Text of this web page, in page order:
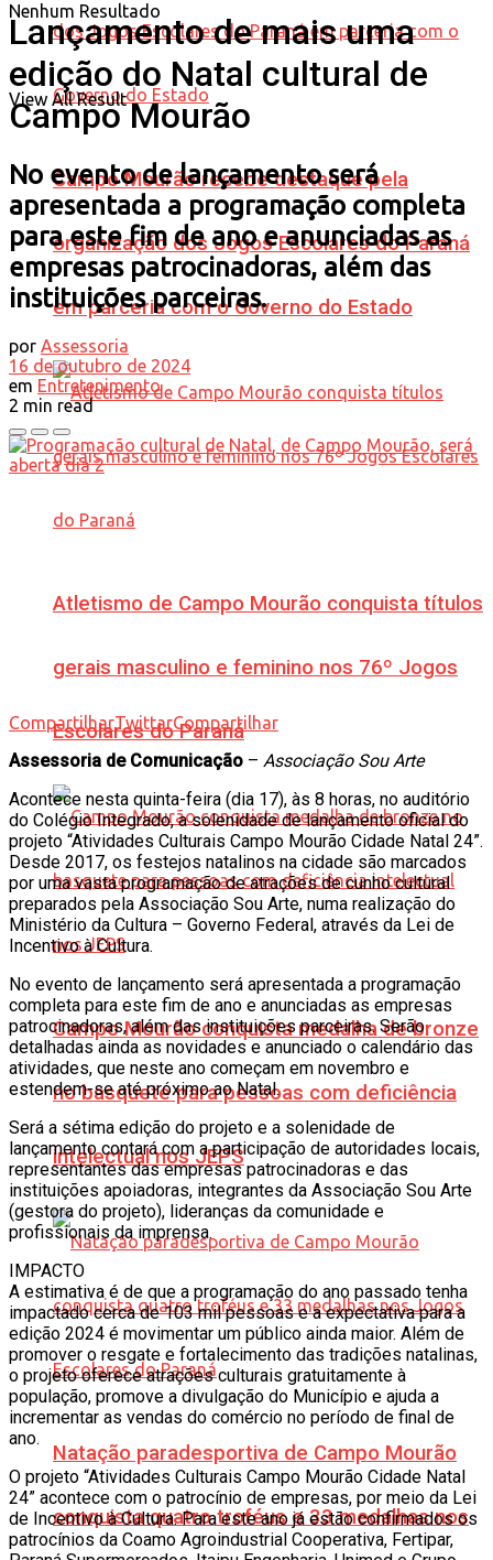
Campo Mourão recebe destaque pela
organização dos Jogos Escolares do Paraná
em parceria com o Governo do Estado
Atletismo de Campo Mourão conquista títulos
gerais masculino e feminino nos 76º Jogos
Escolares do Paraná
Campo Mourão conquista medalha de bronze
no basquete para pessoas com deficiência
intelectual nos JEPS
Natação paradesportiva de Campo Mourão
conquista quatro troféus e 33 medalhas nos
Nenhum Resultado
View All Result
Lançamento de mais uma
edição do Natal cultural de
Campo Mourão
No evento de lançamento será
apresentada a programação completa
para este fim de ano e anunciadas as
empresas patrocinadoras, além das
instituições parceiras.
por Assessoria
16 de outubro de 2024
em Entretenimento
2 min read
CompartilharTwittarCompartilhar
Assessoria de Comunicação – Associação Sou Arte
Acontece nesta quinta-feira (dia 17), às 8 horas, no auditório
do Colégio Integrado, a solenidade de lançamento oficial do
projeto “Atividades Culturais Campo Mourão Cidade Natal 24”.
Desde 2017, os festejos natalinos na cidade são marcados
por uma vasta programação de atrações de cunho cultural
preparados pela Associação Sou Arte, numa realização do
Ministério da Cultura – Governo Federal, através da Lei de
Incentivo à Cultura.
No evento de lançamento será apresentada a programação
completa para este fim de ano e anunciadas as empresas
patrocinadoras, além das instituições parceiras. Serão
detalhadas ainda as novidades e anunciado o calendário das
atividades, que neste ano começam em novembro e
estendem-se até próximo ao Natal.
Será a sétima edição do projeto e a solenidade de
lançamento contará com a participação de autoridades locais,
representantes das empresas patrocinadoras e das
instituições apoiadoras, integrantes da Associação Sou Arte
(gestora do projeto), lideranças da comunidade e
profissionais da imprensa.
IMPACTO
A estimativa é de que a programação do ano passado tenha
impactado cerca de 103 mil pessoas e a expectativa para a
edição 2024 é movimentar um público ainda maior. Além de
promover o resgate e fortalecimento das tradições natalinas,
o projeto oferece atrações culturais gratuitamente à
população, promove a divulgação do Município e ajuda a
incrementar as vendas do comércio no período de final de
ano.
O projeto “Atividades Culturais Campo Mourão Cidade Natal
24” acontece com o patrocínio de empresas, por meio da Lei
de Incentivo à Cultura. Para este ano já estão confirmados os
patrocínios da Coamo Agroindustrial Cooperativa, Fertipar,